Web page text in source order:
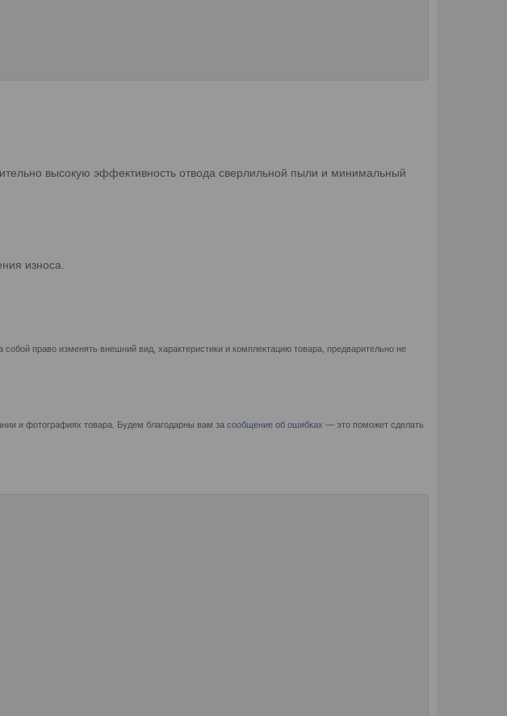
высокую эффективность отвода сверлильной пыли и минимальный
износа.
право изменять внешний вид, характеристики и комплектацию товара, предварительно не
и фотографиях товара. Будем благодарны вам за сообщение об ошибках — это поможет сделать